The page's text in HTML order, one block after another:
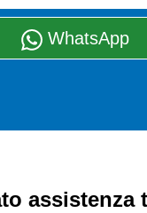
WhatsApp
assistenza